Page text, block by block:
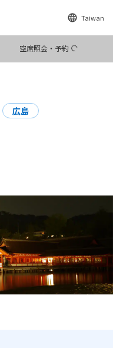
Taiwan
空席照会・予約
広島